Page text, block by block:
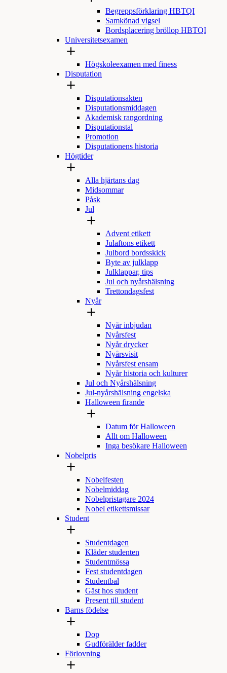
Begreppsförklaring HBTQI
Samkönad vigsel
Bordsplacering bröllop HBTQI
Universitetsexamen
Högskoleexamen med finess
Disputation
Disputationsakten
Disputationsmiddagen
Akademisk rangordning
Disputationstal
Promotion
Disputationens historia
Högtider
Alla hjärtans dag
Midsommar
Påsk
Jul
Advent etikett
Julaftons etikett
Julbord bordsskick
Byte av julklapp
Julklappar, tips
Jul och nyårshälsning
Trettondagsfest
Nyår
Nyår inbjudan
Nyårsfest
Nyår drycker
Nyårsvisit
Nyårsfest ensam
Nyår historia och kulturer
Jul och Nyårshälsning
Jul-nyårshälsning engelska
Halloween firande
Datum för Halloween
Allt om Halloween
Inga besökare Halloween
Nobelpris
Nobelfesten
Nobelmiddag
Nobelpristagare 2024
Nobel etikettsmissar
Student
Studentdagen
Kläder studenten
Studentmössa
Fest studentdagen
Studentbal
Gäst hos student
Present till student
Barns födelse
Dop
Gudförälder fadder
Förlovning